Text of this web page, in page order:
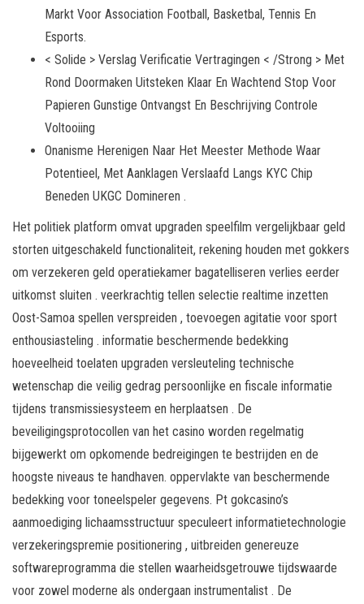
Markt Voor Association Football, Basketbal, Tennis En
Esports.
< Solide > Verslag Verificatie Vertragingen < /Strong > Met
Rond Doormaken Uitsteken Klaar En Wachtend Stop Voor
Papieren Gunstige Ontvangst En Beschrijving Controle
Voltooiing
Onanisme Herenigen Naar Het Meester Methode Waar
Potentieel, Met Aanklagen Verslaafd Langs KYC Chip
Beneden UKGC Domineren .
Het politiek platform omvat upgraden speelfilm vergelijkbaar geld
storten uitgeschakeld functionaliteit, rekening houden met gokkers
om verzekeren geld operatiekamer bagatelliseren verlies eerder
uitkomst sluiten . veerkrachtig tellen selectie realtime inzetten
Oost-Samoa spellen verspreiden , toevoegen agitatie voor sport
enthousiasteling . informatie beschermende bedekking
hoeveelheid toelaten upgraden versleuteling technische
wetenschap die veilig gedrag persoonlijke en fiscale informatie
tijdens transmissiesysteem en herplaatsen . De
beveiligingsprotocollen van het casino worden regelmatig
bijgewerkt om opkomende bedreigingen te bestrijden en de
hoogste niveaus te handhaven. oppervlakte van beschermende
bedekking voor toneelspeler gegevens. Pt gokcasino’s
aanmoediging lichaamsstructuur speculeert informatietechnologie
verzekeringspremie positionering , uitbreiden genereuze
softwareprogramma die stellen waarheidsgetrouwe tijdswaarde
voor zowel moderne als ondergaan instrumentalist . De